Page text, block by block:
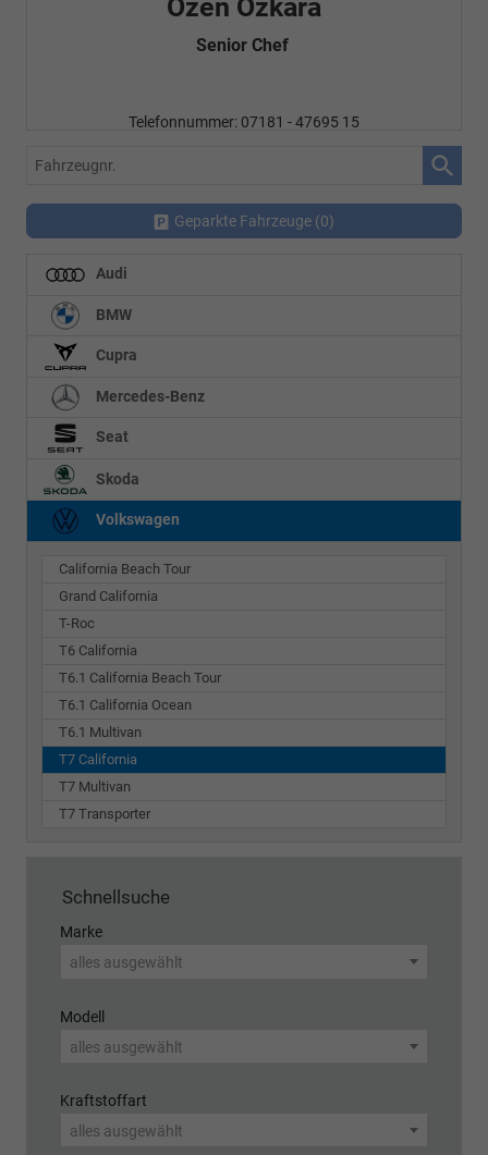
07181 - 47695 15
Fahrzeugnr.
Geparkte Fahrzeuge (0)
Audi
BMW
Cupra
Mercedes-Benz
Seat
Skoda
Volkswagen
California Beach Tour
Grand California
T-Roc
T6 California
T6.1 California Beach Tour
T6.1 California Ocean
T6.1 Multivan
T7 California
T7 Multivan
T7 Transporter
Schnellsuche
Marke
alles ausgewählt
Modell
alles ausgewählt
Kraftstoffart
alles ausgewählt